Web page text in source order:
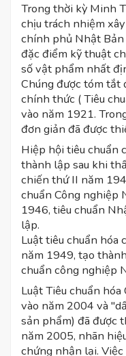
Trong thời kỳ Minh
chịu trách nhiệm
chính phủ Nhật Bản
đặc điểm kỹ thuật
số vật phẩm nhất
Chúng được tóm tắt
chính thức ( Tiêu
vào năm 1921.
đơn giản đã được
Hiệp hội tiêu chuẩn
thành lập sau khi
chiến thứ II năm
chuẩn Công nghiệp
1946, tiêu chuẩn
lập.
Luật tiêu chuẩn hóa
năm 1949, tạo
chuẩn công nghiệp
Luật Tiêu chuẩn
vào năm 2004 và
sản phẩm) đã được
năm 2005, nhãn
chứng nhận lại.